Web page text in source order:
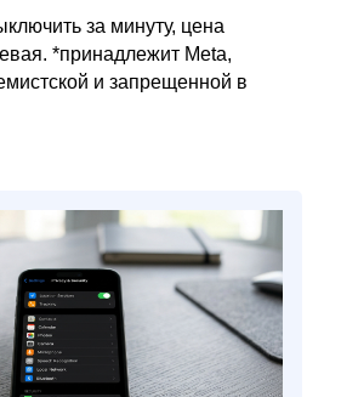
за минуту, цена
*принадлежит Meta,
и запрещенной в